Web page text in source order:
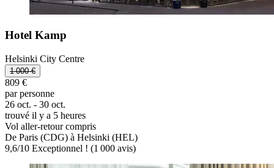
Hotel Kamp
Helsinki City Centre
1 000 €
809 €
par personne
26 oct. - 30 oct.
trouvé il y a 5 heures
Vol aller-retour compris
De Paris (CDG) à Helsinki (HEL)
9,6/10 Exceptionnel ! (1 000 avis)